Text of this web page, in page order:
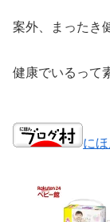
案外、まったき
健康でいるって
に